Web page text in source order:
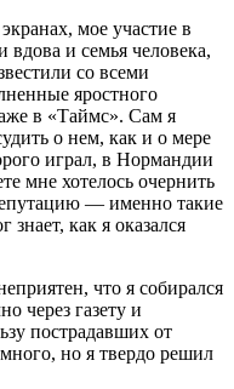
мое участие в
вдова и семья человека,
со всеми
яростного
в «Таймс». Сам я
о нем, как и о мере
играл, в Нормандии
мне хотелось очернить
— именно такие
как я оказался
что я собирался
через газету и
пострадавших от
но я твердо решил